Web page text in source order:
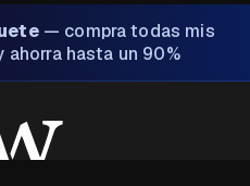
— compra todas mis
ahorra hasta un 90%